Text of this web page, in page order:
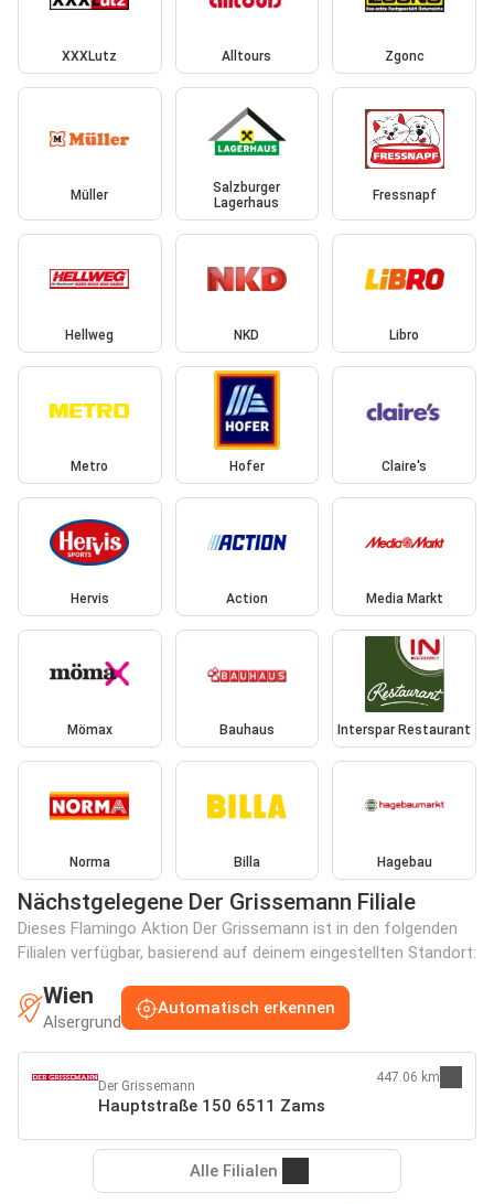
XXXLutz Alltours Zgonc
Müller
Salzburger
Lagerhaus
Fressnapf
Hellweg NKD Libro
Metro Hofer Claire's
Hervis Action Media Markt
Mömax Bauhaus Interspar Restaurant
Norma Billa Hagebau
Nächstgelegene Der Grissemann Filiale
Dieses Flamingo Aktion Der Grissemann ist in den folgenden
Filialen verfügbar, basierend auf deinem eingestellten Standort:
Wien
Alsergrund
Automatisch erkennen
Der Grissemann
Hauptstraße 150 6511 Zams
447.06 km
Alle Filialen